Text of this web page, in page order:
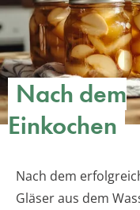
Nach dem
Einkochen
Nach dem
Gläser aus dem